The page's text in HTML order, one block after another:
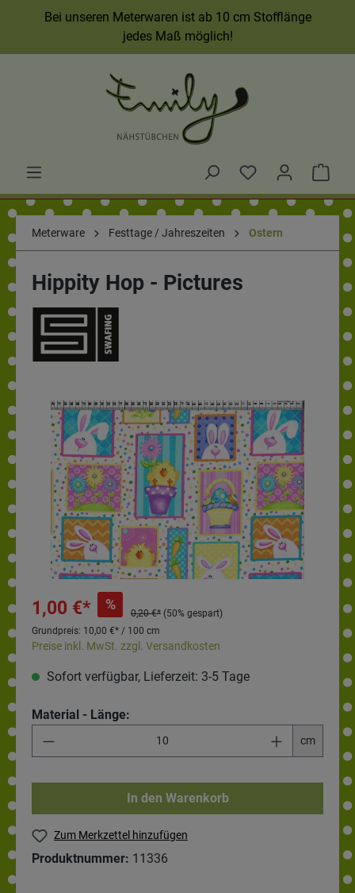
Bei unseren Meterwaren ist ab 10 cm Stofflänge
jedes Maß möglich!
Meterware Festtage / Jahreszeiten Ostern
Hippity Hop - Pictures
1,00 €* %
0,20 €* (50% gespart)
Grundpreis: 10,00 €* / 100 cm
Preise inkl. MwSt. zzgl. Versandkosten
Sofort verfügbar, Lieferzeit: 3-5 Tage
Material - Länge:
cm
In den Warenkorb
Zum Merkzettel hinzufügen
Produktnummer: 11336